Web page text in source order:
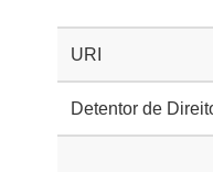
URI
Detentor de